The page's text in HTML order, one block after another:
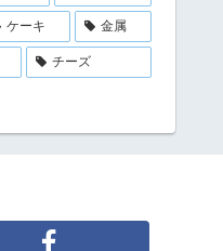
ケーキ 金属
チーズ